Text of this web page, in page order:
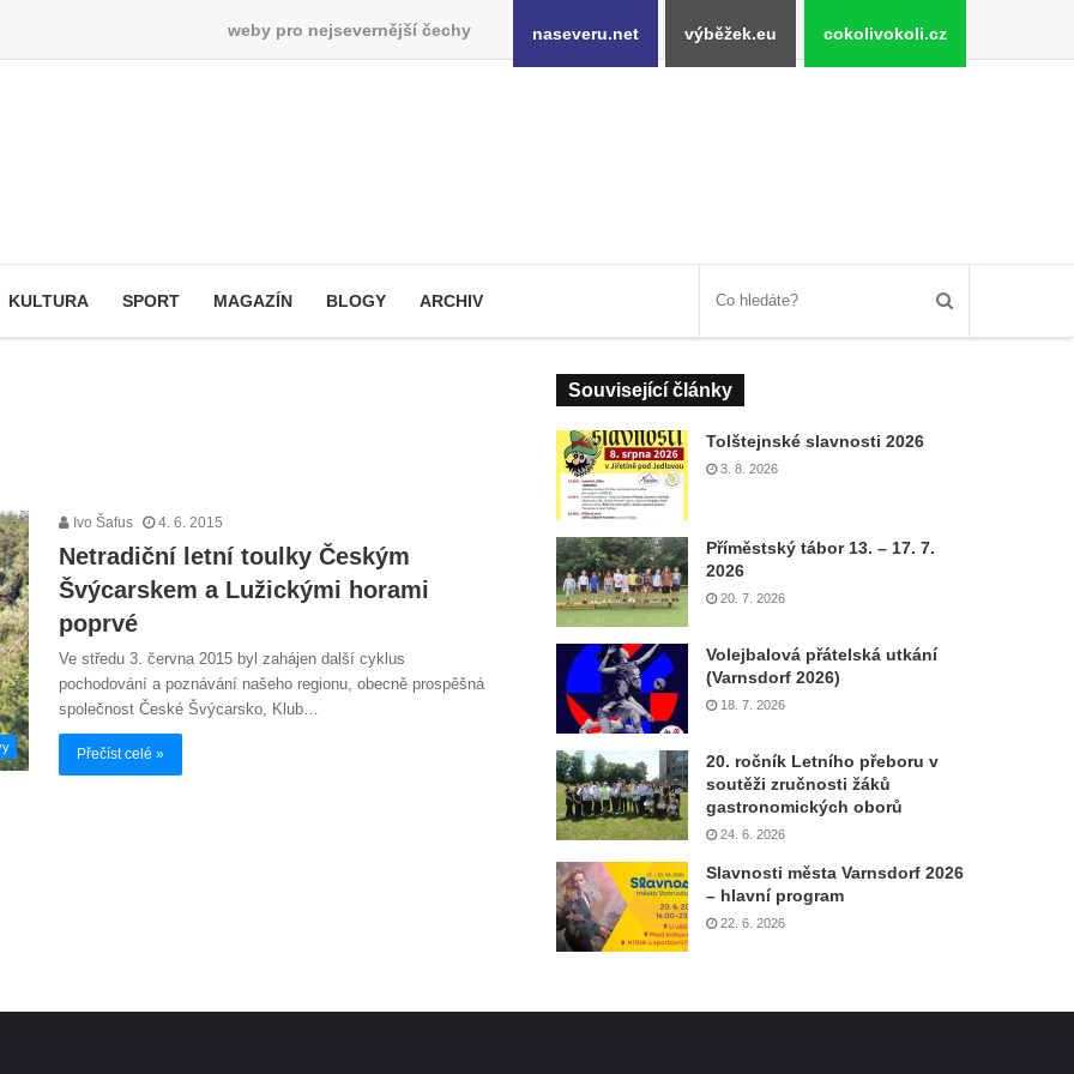
weby pro nejsevernější čechy naseveru.net výběžek.eu cokolivokoli.cz
KULTURA SPORT MAGAZÍN BLOGY ARCHIV
Ivo Šafus 4. 6. 2015
Netradiční letní toulky Českým
Švýcarskem a Lužickými horami
poprvé
Ve středu 3. června 2015 byl zahájen další cyklus
pochodování a poznávání našeho regionu, obecně prospěšná
společnost České Švýcarsko, Klub…
Přečíst celé »
Související články
Tolštejnské slavnosti 2026
3. 8. 2026
Příměstský tábor 13. – 17. 7.
2026
20. 7. 2026
Volejbalová přátelská utkání
(Varnsdorf 2026)
18. 7. 2026
20. ročník Letního přeboru v
soutěži zručnosti žáků
gastronomických oborů
24. 6. 2026
Slavnosti města Varnsdorf 2026
– hlavní program
22. 6. 2026